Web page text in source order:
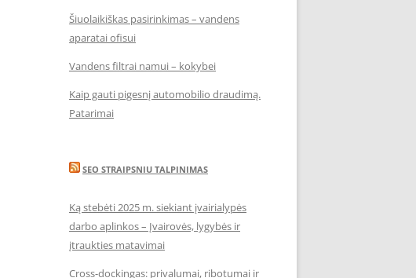
Šiuolaikiškas pasirinkimas – vandens
aparatai ofisui
Vandens filtrai namui – kokybei
Kaip gauti pigesnį automobilio draudimą.
Patarimai
SEO STRAIPSNIU TALPINIMAS
Ką stebėti 2025 m. siekiant įvairialypės
darbo aplinkos – Įvairovės, lygybės ir
įtraukties matavimai
Cross-dockingas: privalumai, ribotumai ir